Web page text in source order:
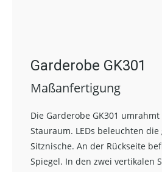
Garderobe GK301
Maßanfertigung
Die Garderobe GK301
Stauraum. LEDs beleuchten
Sitznische. An der Rückseite
Spiegel. In den zwei vertikalen